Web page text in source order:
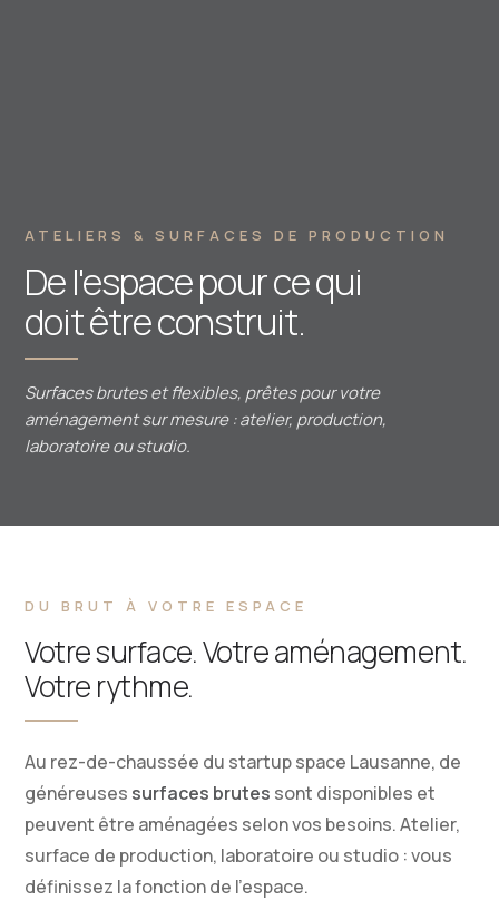
ATELIERS & SURFACES DE PRODUCTION
De l'espace pour ce qui
doit être construit.
Surfaces brutes et flexibles, prêtes pour votre
aménagement sur mesure : atelier, production,
laboratoire ou studio.
DU BRUT À VOTRE ESPACE
Votre surface. Votre aménagement.
Votre rythme.
Au rez-de-chaussée du startup space Lausanne, de
généreuses surfaces brutes sont disponibles et
peuvent être aménagées selon vos besoins. Atelier,
surface de production, laboratoire ou studio : vous
définissez la fonction de l'espace.